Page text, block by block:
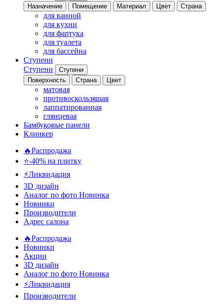
Назначение
Помещение Материал Цвет Страна
для ванной
для кухни
для фартука
для туалета
для бассейна
Ступени
Ступени
Ступени
Поверхность
Страна Цвет
матовая
противоскользящая
лаппатированная
глянцевая
Бамбуковые панели
Клинкер
🔥Распродажа
⭐-40% на плитку
⚡️Ликвидация
3D дизайн
Аналог по фото Новинка
Новинки
Производители
Адрес салона
🔥Распродажа
Новинки
Акции
3D дизайн
Аналог по фото Новинка
⚡Ликвидация
Производители